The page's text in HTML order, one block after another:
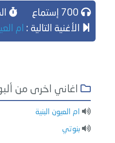
الأغنية التالية : ام
اغاني اخرى من
ام العيون البنية
بنوتي